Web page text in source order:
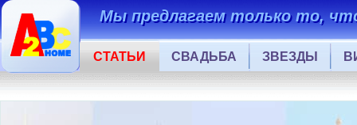
Мы предлагаем только то,
СТАТЬИ СВАДЬБА ЗВЕЗДЫ